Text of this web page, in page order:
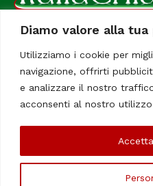
Diamo valore alla tua
Utilizziamo i cookie per
navigazione, offrirti
e analizzare il nostro
acconsenti al nostro
ItaliaChiamaItalia, il TUO
Dedicato in particolare a tutti
Tutti i diritti sono riservati.
Le
©Copyright 2006/2020 -